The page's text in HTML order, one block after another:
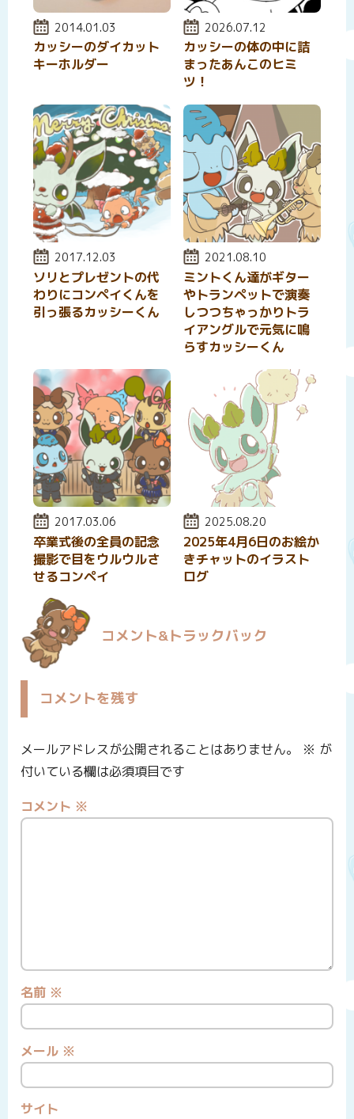
投稿日:
2014.01.03
カッシーのダイカット
キーホルダー
投稿日:
2026.07.12
カッシーの体の中に詰
まったあんこのヒミ
ツ！
投稿日:
2017.12.03
ソリとプレゼントの代
わりにコンペイくんを
引っ張るカッシーくん
投稿日:
2021.08.10
ミントくん達がギター
やトランペットで演奏
しつつちゃっかりトラ
イアングルで元気に鳴
らすカッシーくん
投稿日:
2017.03.06
卒業式後の全員の記念
撮影で目をウルウルさ
せるコンペイ
投稿日:
2025.08.20
2025年4月6日のお絵か
きチャットのイラスト
ログ
コメント&トラックバック
コメントを残す
メールアドレスが公開されることはありません。 ※ が
付いている欄は必須項目です
コメント ※
名前 ※
メール ※
サイト